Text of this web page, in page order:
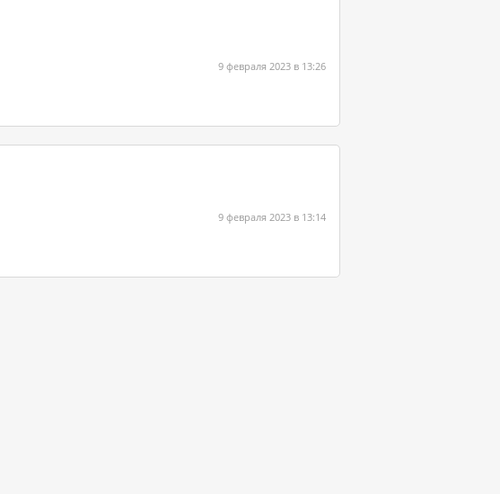
9 февраля 2023 в 13:26
9 февраля 2023 в 13:14